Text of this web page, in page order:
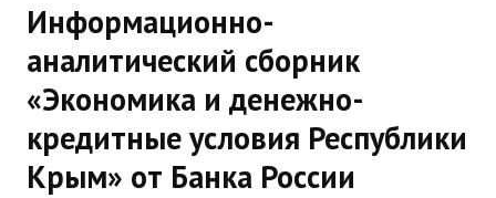
Информационно-
аналитический сборник
«Экономика и денежно-
кредитные условия Республики
Крым» от Банка России